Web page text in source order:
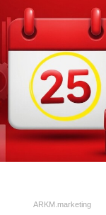
Ratgeber
Verwaltungsgericht
ARKM.marketing